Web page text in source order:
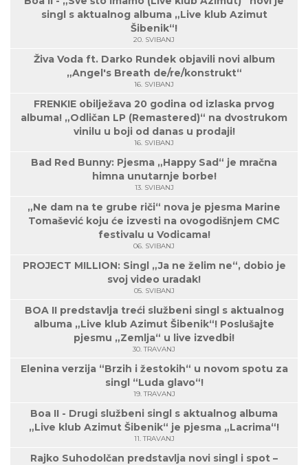
singl s aktualnog albuma „Live klub Azimut
Šibenik“!
20. SVIBANJ
Živa Voda ft. Darko Rundek objavili novi album
„Angel's Breath de/re/konstrukt“
16. SVIBANJ
FRENKIE obilježava 20 godina od izlaska prvog
albuma! „Odličan LP (Remastered)“ na dvostrukom
vinilu u boji od danas u prodaji!
16. SVIBANJ
Bad Red Bunny: Pjesma „Happy Sad“ je mračna
himna unutarnje borbe!
13. SVIBANJ
„Ne dam na te grube riči“ nova je pjesma Marine
Tomašević koju će izvesti na ovogodišnjem CMC
festivalu u Vodicama!
06. SVIBANJ
PROJECT MILLION: Singl „Ja ne želim ne“, dobio je
svoj video uradak!
05. SVIBANJ
BOA II predstavlja treći službeni singl s aktualnog
albuma „Live klub Azimut Šibenik“! Poslušajte
pjesmu „Zemlja“ u live izvedbi!
30. TRAVANJ
Elenina verzija “Brzih i žestokih“ u novom spotu za
singl “Luda glavo“!
19. TRAVANJ
Boa II - Drugi službeni singl s aktualnog albuma
„Live klub Azimut Šibenik“ je pjesma „Lacrima“!
11. TRAVANJ
Rajko Suhodolčan predstavlja novi singl i spot –